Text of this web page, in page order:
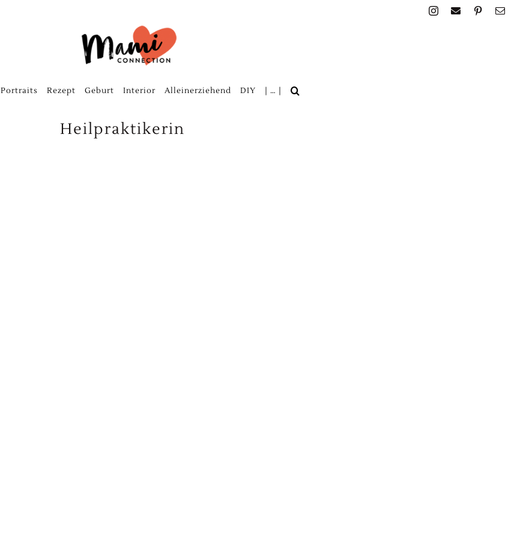
Portraits Rezept Geburt Interior Alleinerziehend DIY | … |
Heilpraktikerin